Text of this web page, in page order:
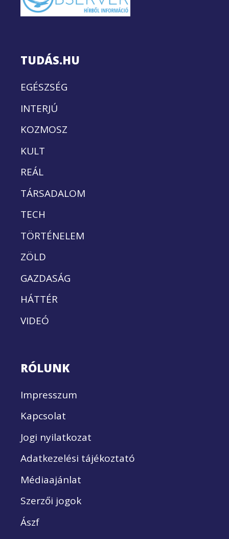
TUDÁS.HU
EGÉSZSÉG
INTERJÚ
KOZMOSZ
KULT
REÁL
TÁRSADALOM
TECH
TÖRTÉNELEM
ZÖLD
GAZDASÁG
HÁTTÉR
VIDEÓ
RÓLUNK
Impresszum
Kapcsolat
Jogi nyilatkozat
Adatkezelési tájékoztató
Médiaajánlat
Szerzői jogok
Ászf